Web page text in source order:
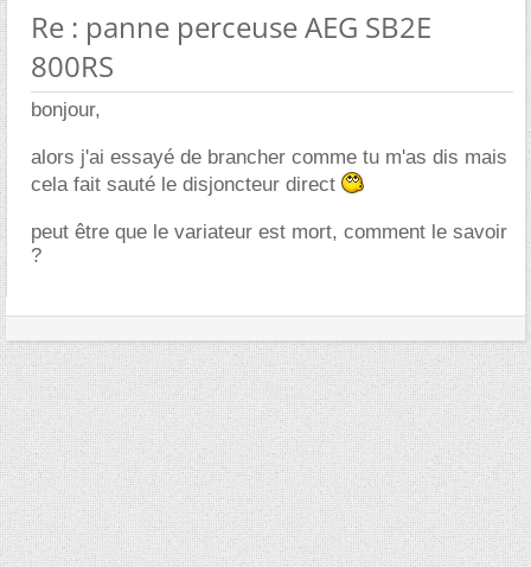
Re : panne perceuse AEG SB2E
800RS
bonjour,
alors j'ai essayé de brancher comme tu m'as dis mais
cela fait sauté le disjoncteur direct
peut être que le variateur est mort, comment le savoir
?